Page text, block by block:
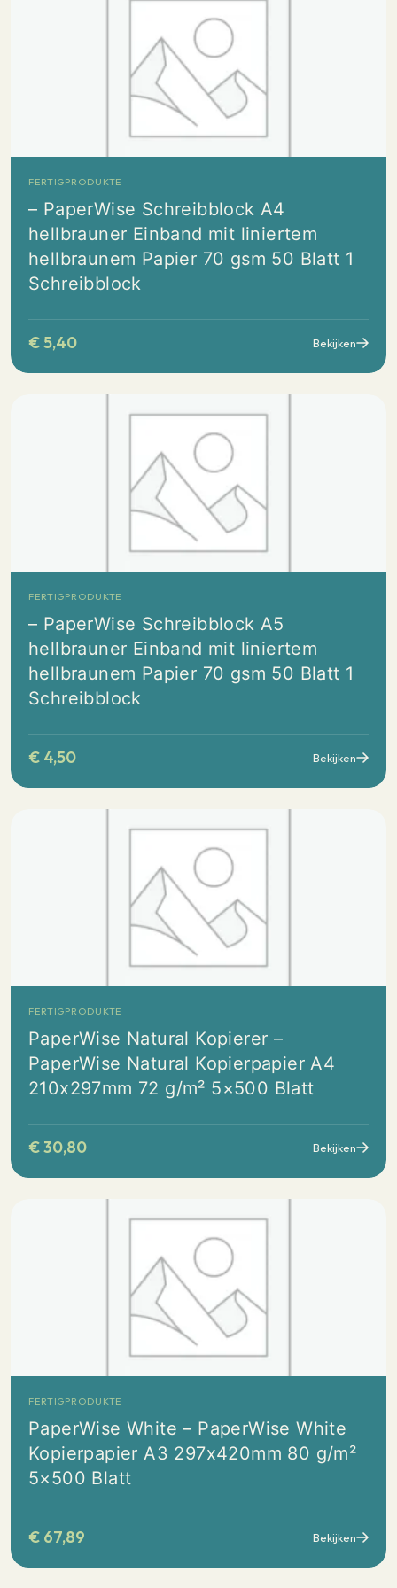
FERTIGPRODUKTE
– PaperWise Schreibblock A4
hellbrauner Einband mit liniertem
hellbraunem Papier 70 gsm 50 Blatt 1
Schreibblock
€5,40 Bekijken
FERTIGPRODUKTE
– PaperWise Schreibblock A5
hellbrauner Einband mit liniertem
hellbraunem Papier 70 gsm 50 Blatt 1
Schreibblock
€ 4,50 Bekijken
FERTIGPRODUKTE
PaperWise Natural Kopierer –
PaperWise Natural Kopierpapier A4
210x297mm 72 g/m² 5×500 Blatt
€30,80 Bekijken
FERTIGPRODUKTE
PaperWise White – PaperWise White
Kopierpapier A3 297x420mm 80 g/m²
5×500 Blatt
€ 67,89 Bekijken